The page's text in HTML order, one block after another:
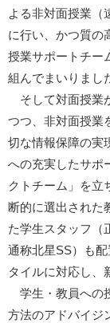
よる非対面授業（
に行い、かつ質の
授業サポートチー
組んでまいりまし
そして対面授業
つつ、非対面授業
切な情報保障の実
への充実したサポ
クトチーム」を立
断的に選出された
た学生スタッフ（
通称北星SS）も
タイルに対応し、
学生・教員への
方法のアドバイジ